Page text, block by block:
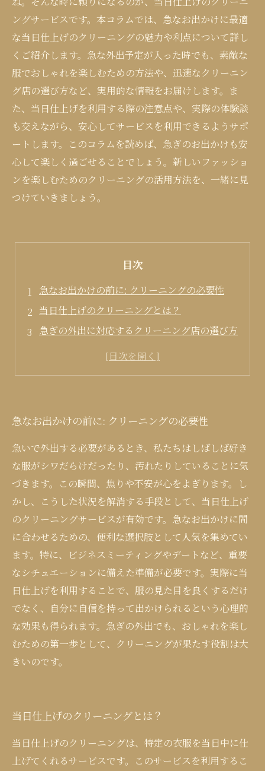
ングサービスです。本コラムでは、急なお出かけに最適
な当日仕上げのクリーニングの魅力や利点について詳し
くご紹介します。急な外出予定が入った時でも、素敵な
服でおしゃれを楽しむための方法や、迅速なクリーニン
グ店の選び方など、実用的な情報をお届けします。ま
た、当日仕上げを利用する際の注意点や、実際の体験談
も交えながら、安心してサービスを利用できるようサポ
ートします。このコラムを読めば、急ぎのお出かけも安
心して楽しく過ごせることでしょう。新しいファッショ
ンを楽しむためのクリーニングの活用方法を、一緒に見
つけていきましょう。
目次
急なお出かけの前に: クリーニングの必要性
当日仕上げのクリーニングとは？
急ぎの外出に対応するクリーニング店の選び方
当日仕上げのクリーニング利用時の注意点
急なお出かけの前に: クリーニングの必要性
急いで外出する必要があるとき、私たちはしばしば好き
な服がシワだらけだったり、汚れたりしていることに気
づきます。この瞬間、焦りや不安が心をよぎります。し
かし、こうした状況を解消する手段として、当日仕上げ
のクリーニングサービスが有効です。急なお出かけに間
に合わせるための、便利な選択肢として人気を集めてい
ます。特に、ビジネスミーティングやデートなど、重要
なシチュエーションに備えた準備が必要です。実際に当
日仕上げを利用することで、服の見た目を良くするだけ
でなく、自分に自信を持って出かけられるという心理的
な効果も得られます。急ぎの外出でも、おしゃれを楽し
むための第一歩として、クリーニングが果たす役割は大
きいのです。
当日仕上げのクリーニングとは？
当日仕上げのクリーニングは、特定の衣服を当日中に仕
上げてくれるサービスです。このサービスを利用するこ